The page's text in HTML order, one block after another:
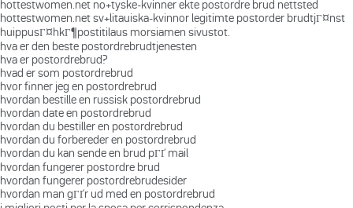
hottestwomen.net no+tyske-kvinner ekte postordre brud nettsted
hottestwomen.net sv+litauiska-kvinnor legitimte postorder brudtjГ¤nst
huippusГ¤hkГ¶postitilaus morsiamen sivustot.
hva er den beste postordrebrudtjenesten
hva er postordrebrud?
hvad er som postordrebrud
hvor finner jeg en postordrebrud
hvordan bestille en russisk postordrebrud
hvordan date en postordrebrud
hvordan du bestiller en postordrebrud
hvordan du forbereder en postordrebrud
hvordan du kan sende en brud pГҐ mail
hvordan fungerer postordre brud
hvordan fungerer postordrebrudesider
hvordan man gГҐr ud med en postordrebrud